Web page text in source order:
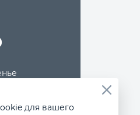
а/я 124
для вашего